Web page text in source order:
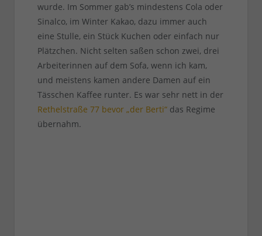
wurde. Im Sommer gab’s mindestens Cola oder
Sinalco, im Winter Kakao, dazu immer auch
eine Stulle, ein Stück Kuchen oder einfach nur
Plätzchen. Nicht selten saßen schon zwei, drei
Arbeiterinnen auf dem Sofa, wenn ich kam,
und meistens kamen andere Damen auf ein
Tässchen Kaffee runter. Es war sehr nett in der
Rethelstraße 77 bevor „der Berti“das Regime
übernahm.